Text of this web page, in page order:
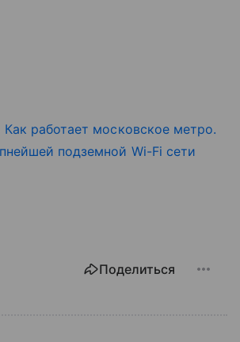
Как работает московское метро.
подземной Wi-Fi сети
Поделиться